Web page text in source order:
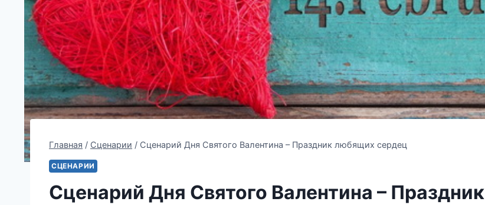
Главная / Сценарии / Сценарий Дня Святого Валентина – Праздник любящих сердец
СЦЕНАРИИ
Сценарий Дня Святого Валентина – Праздник